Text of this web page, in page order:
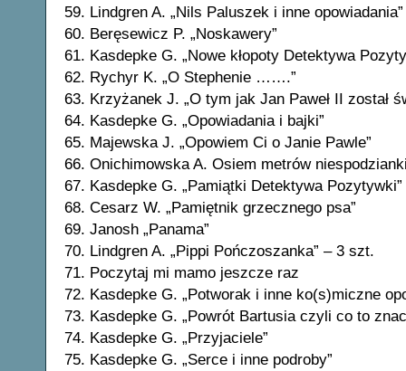
59. Lindgren A. „Nils Paluszek i inne opowiadania”
60. Beręsewicz P. „Noskawery”
61. Kasdepke G. „Nowe kłopoty Detektywa
62. Rychyr K. „O Stephenie …….”
63. Krzyżanek J. „O tym jak Jan Paweł II został
64. Kasdepke G. „Opowiadania i bajki”
65. Majewska J. „Opowiem Ci o Janie Pawle”
66. Onichimowska A. Osiem metrów
67. Kasdepke G. „Pamiątki Detektywa Pozytywki”
68. Cesarz W. „Pamiętnik grzecznego psa”
69. Janosh „Panama”
70. Lindgren A. „Pippi Pończoszanka” – 3 szt.
71. Poczytaj mi mamo jeszcze raz
72. Kasdepke G. „Potworak i inne ko(s)miczne
73. Kasdepke G. „Powrót Bartusia czyli co to
74. Kasdepke G. „Przyjaciele”
75. Kasdepke G. „Serce i inne podroby”